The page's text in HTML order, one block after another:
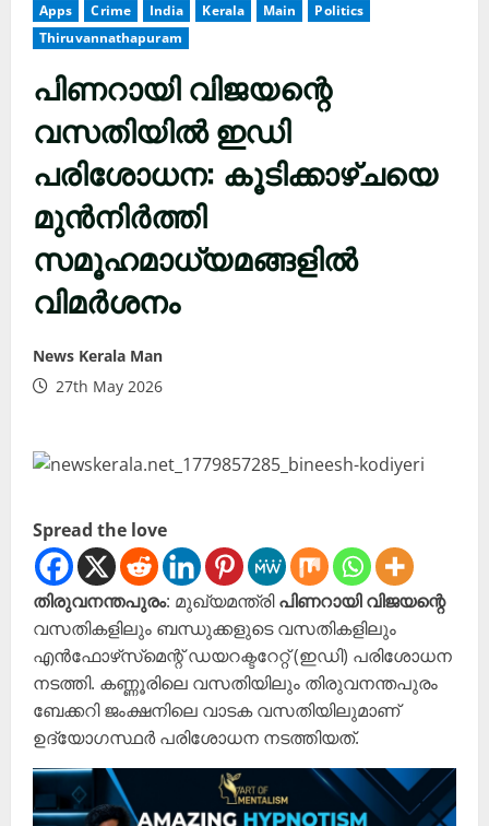
Apps Crime India Kerala Main
Politics
Thiruvannathapuram
പിണറായി വിജയന്റെ
വസതിയിൽ ഇഡി
പരിശോധന: കൂടിക്കാഴ്ചയെ
മുൻനിർത്തി
സമൂഹമാധ്യമങ്ങളിൽ
വിമർശനം
News Kerala Man
27th May 2026
Spread the love
തിരുവനന്തപുരം: മുഖ്യമന്ത്രിപിണറായി വിജയന്റെ
വസതികളിലും ബന്ധുക്കളുടെ വസതികളിലും
എൻഫോഴ്‌സ്‌മെന്റ് ഡയറക്ടറേറ്റ് (ഇഡി) പരിശോധന
നടത്തി. കണ്ണൂരിലെ വസതിയിലും തിരുവനന്തപുരം
ബേക്കറി ജംക്ഷനിലെ വാടക വസതിയിലുമാണ്
ഉദ്യോഗസ്ഥർ പരിശോധന നടത്തിയത്.